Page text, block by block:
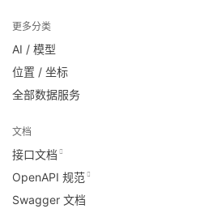
更多分类
AI / 模型
位置 / 坐标
全部数据服务
文档
接口文档
OpenAPI 规范
Swagger 文档